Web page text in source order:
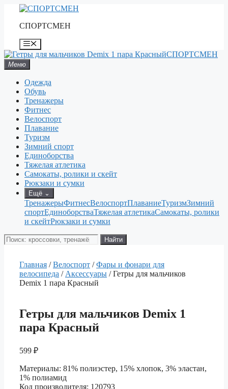
Перейти
содержимому
СПОРТСМЕН
Меню
СПОРТСМЕН
Меню
Одежда
Обувь
Тренажеры
Фитнес
Велоспорт
Плавание
Туризм
Зимний спорт
Единоборства
Тяжелая атлетика
Самокаты, ролики и скейт
Рюкзаки и сумки
Ещё ⌄
ТренажерыФитнесВелоспортПлаваниеТуризмЗимний
спортЕдиноборстваТяжелая атлетикаСамокаты, ролики
и скейтРюкзаки и сумки
Поиск
товаров
Найти
Главная /Велоспорт /Фары и фонари для
велосипеда / Аксессуары / Гетры для мальчиков
Demix 1 пара Красный
Гетры для мальчиков Demix 1
пара Красный
599 ₽
Материалы: 81% полиэстер, 15% хлопок, 3% эластан,
1% полиамид
Код производителя: 120793